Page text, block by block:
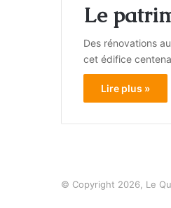
Le
Des rénovations
cet édifice
Lire plus »
© Copyright 2026, Le